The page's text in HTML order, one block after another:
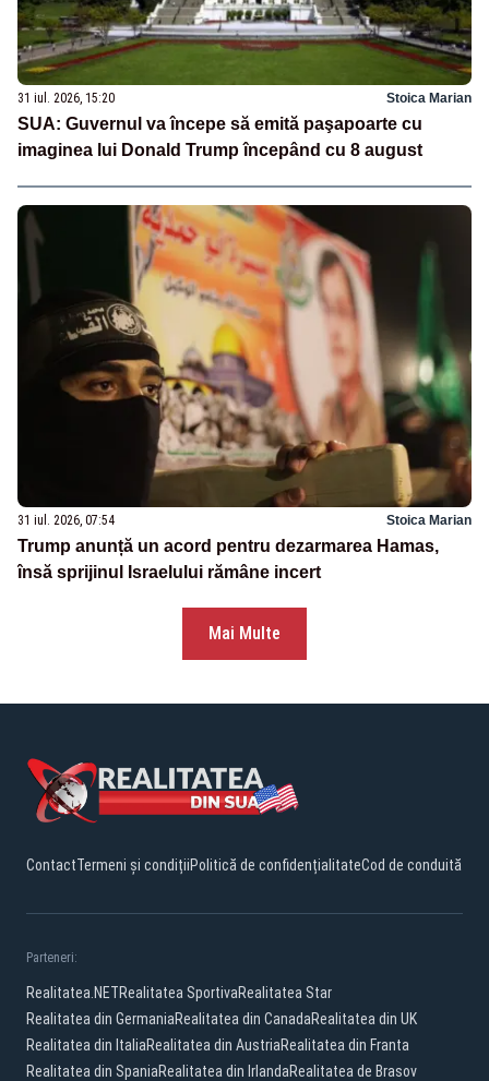
31 iul. 2026, 15:20 Stoica Marian
SUA: Guvernul va începe să emită paşapoarte cu
imaginea lui Donald Trump începând cu 8 august
31 iul. 2026, 07:54 Stoica Marian
Trump anunță un acord pentru dezarmarea Hamas,
însă sprijinul Israelului rămâne incert
Mai Multe
ContactTermeni și condițiiPolitică de confidențialitateCod de conduită
Parteneri:
Realitatea.NETRealitatea SportivaRealitatea Star
Realitatea din GermaniaRealitatea din CanadaRealitatea din UK
Realitatea din ItaliaRealitatea din AustriaRealitatea din Franta
Realitatea din SpaniaRealitatea din IrlandaRealitatea de Brasov